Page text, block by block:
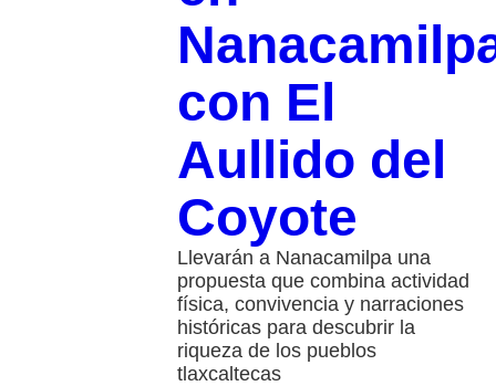
con El
Aullido del
Coyote
Llevarán a Nanacamilpa una
propuesta que combina actividad
física, convivencia y narraciones
históricas para descubrir la
riqueza de los pueblos
tlaxcaltecas